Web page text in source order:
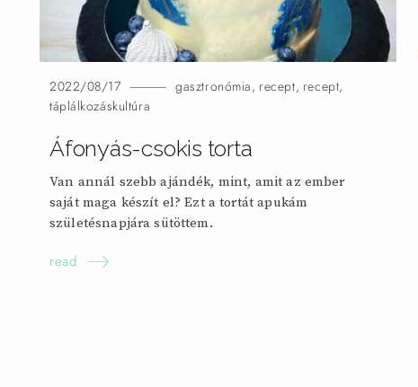
2022/08/17 gasztronómia, recept, recept,
táplálkozáskultúra
Áfonyás-csokis torta
Van annál szebb ajándék, mint, amit az ember
saját maga készít el? Ezt a tortát apukám
születésnapjára sütöttem.
read